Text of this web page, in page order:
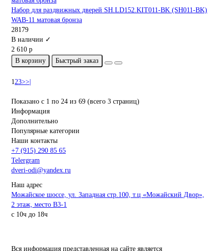
Набор для раздвижных дверей SH.LD152.KIT011-BK (SH011-BK)
WAB-11 матовая бронза
28179
В наличии ✓
2 610 р
В корзину
Быстрый заказ
123>>|
Показано с 1 по 24 из 69 (всего 3 страниц)
Информация
Дополнительно
Популярные категории
Наши контакты
+7 (915) 290 85 65
Telergram
dveri-odi@yandex.ru
Наш адрес
Можайское шоссе, ул. Западная стр.100, т.ц «Можайский Двор»,
2 этаж, место B3-1
с 10ч до 18ч
Вся информация представленная на сайте является